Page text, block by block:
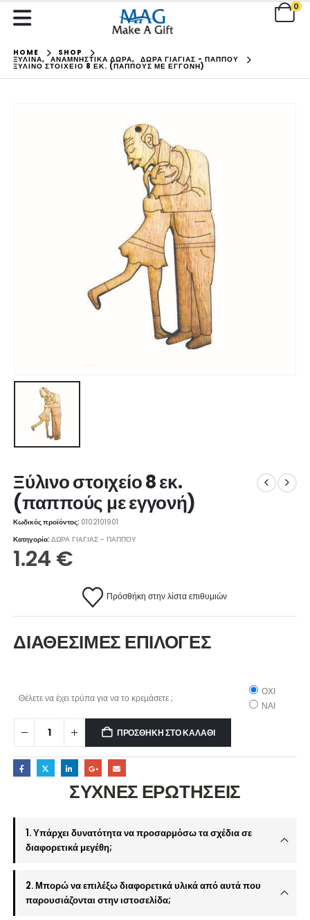
0
HOME SHOP
ΞΥΛΙΝΑ, ΑΝΑΜΝΗΣΤΙΚΑ ΔΩΡΑ, ΔΩΡΑ ΓΙΑΓΙΑΣ - ΠΑΠΠΟΥ
ΞΎΛΙΝΟ ΣΤΟΙΧΕΊΟ 8 ΕΚ. (ΠΑΠΠΟΎΣ ΜΕ ΕΓΓΟΝΉ)
Ξύλινο στοιχείο 8 εκ.
(παππούς με εγγονή)
Κωδικός προϊόντος: 0102101901
Κατηγορία:ΔΩΡΑ ΓΙΑΓΙΑΣ - ΠΑΠΠΟΥ
1.24 €
Πρόσθήκη στην λίστα επιθυμιών
ΔΙΑΘΕΣΙΜΕΣ ΕΠΙΛΟΓΕΣ
Θέλετε να έχει τρύπα για να το κρεμάσετε ;
ΟΧΙ
ΝΑΙ
ΠΡΟΣΘΉΚΗ ΣΤΟ ΚΑΛΆΘΙ
ΣΥΧΝΕΣ ΕΡΩΤΗΣΕΙΣ
1. Υπάρχει δυνατότητα να προσαρμόσω τα σχέδια σε
διαφορετικά μεγέθη;
2. Μπορώ να επιλέξω διαφορετικά υλικά από αυτά που
παρουσιάζονται στην ιστοσελίδα;